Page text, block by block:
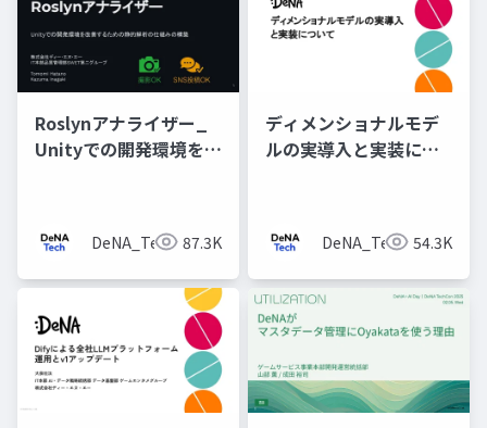
Roslynアナライザー_
Unityでの開発環境を改
DeNA_Tech 87.3K
ディメンショナルモデ
ルの実導入と実装につ
DeNA_Tech 54.3K